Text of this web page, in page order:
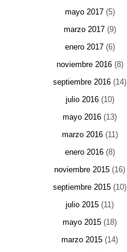
mayo 2017(5)
marzo 2017(9)
enero 2017(6)
noviembre 2016(8)
septiembre 2016 (14)
julio 2016(10)
mayo 2016 (13)
marzo 2016(11)
enero 2016(8)
noviembre 2015 (16)
septiembre 2015 (10)
julio 2015 (11)
mayo 2015 (18)
marzo 2015 (14)